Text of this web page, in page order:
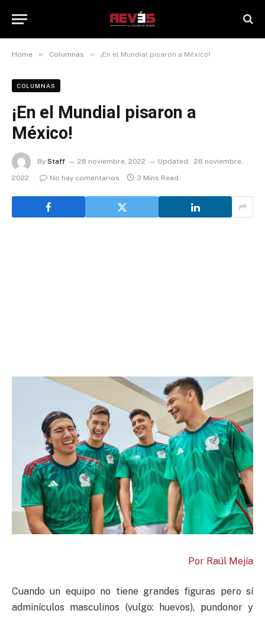
Home » Columnas » ¡En el Mundial pisaron a México!
COLUMNAS
¡En el Mundial pisaron a
México!
By Staff 28 noviembre, 2022 Updated: 28 noviembre,
2022
No hay comentarios 3 Mins Read
Por Raúl Mejía
Cuando un equipo no tiene grandes figuras pero sí
adminículos masculinos (vulgo: huevos), pundonor y